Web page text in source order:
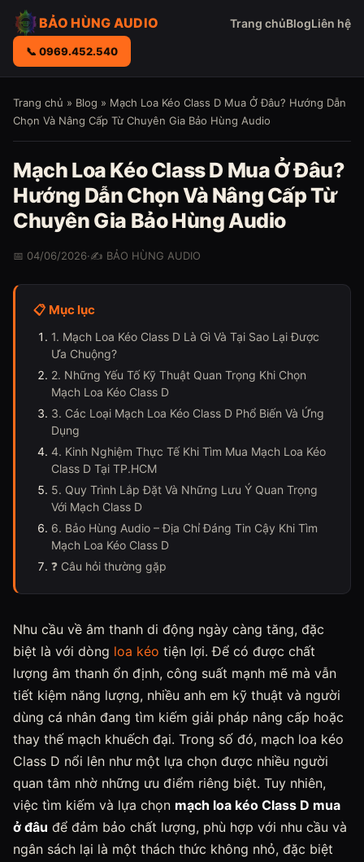
BẢO HÙNG AUDIO Trang chủBlogLiên hệ
📞 0969.452.540
Trang chủ » Blog » Mạch Loa Kéo Class D Mua Ở Đâu? Hướng Dẫn
Chọn Và Nâng Cấp Từ Chuyên Gia Bảo Hùng Audio
Mạch Loa Kéo Class D Mua Ở Đâu?
Hướng Dẫn Chọn Và Nâng Cấp Từ
Chuyên Gia Bảo Hùng Audio
📅 04/06/2026·✍️ BẢO HÙNG AUDIO
📋 Mục lục
1. Mạch Loa Kéo Class D Là Gì Và Tại Sao Lại Được
Ưa Chuộng?
2. Những Yếu Tố Kỹ Thuật Quan Trọng Khi Chọn
Mạch Loa Kéo Class D
3. Các Loại Mạch Loa Kéo Class D Phổ Biến Và Ứng
Dụng
4. Kinh Nghiệm Thực Tế Khi Tìm Mua Mạch Loa Kéo
Class D Tại TP.HCM
5. Quy Trình Lắp Đặt Và Những Lưu Ý Quan Trọng
Với Mạch Class D
6. Bảo Hùng Audio – Địa Chỉ Đáng Tin Cậy Khi Tìm
Mạch Loa Kéo Class D
❓ Câu hỏi thường gặp
Nhu cầu về âm thanh di động ngày càng tăng, đặc
biệt là với dòng loa kéo tiện lợi. Để có được chất
lượng âm thanh ổn định, công suất mạnh mẽ mà vẫn
tiết kiệm năng lượng, nhiều anh em kỹ thuật và người
dùng cá nhân đang tìm kiếm giải pháp nâng cấp hoặc
thay thế mạch khuếch đại. Trong số đó, mạch loa kéo
Class D nổi lên như một lựa chọn được nhiều người
quan tâm nhờ những ưu điểm riêng biệt. Tuy nhiên,
việc tìm kiếm và lựa chọn mạch loa kéo Class D mua
ở đâu để đảm bảo chất lượng, phù hợp với nhu cầu và
ngân sách lại là một thách thức không nhỏ, đặc biệt